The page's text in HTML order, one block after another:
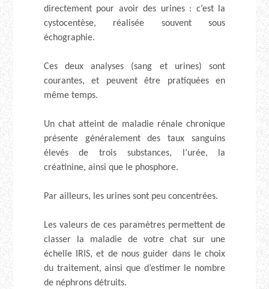
directement pour avoir des urines : c’est la
cystocentèse, réalisée souvent sous
échographie.
Ces deux analyses (sang et urines) sont
courantes, et peuvent être pratiquées en
même temps.
Un chat atteint de maladie rénale chronique
présente généralement des taux sanguins
élevés de trois substances, l’urée, la
créatinine, ainsi que le phosphore.
Par ailleurs, les urines sont peu concentrées.
Les valeurs de ces paramètres permettent de
classer la maladie de votre chat sur une
échelle IRIS, et de nous guider dans le choix
du traitement, ainsi que d’estimer le nombre
de néphrons détruits.